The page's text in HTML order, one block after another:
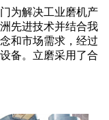
为解决工业磨机产
先进技术并结合我
和市场需求，经过
备。立磨采用了合